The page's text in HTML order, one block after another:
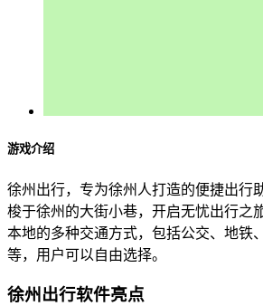
游戏介绍
徐州出行，专为徐州人打造的便捷出行
梭于徐州的大街小巷，开启无忧出行之
本地的多种交通方式，包括公交、地铁
等，用户可以自由选择。
徐州出行软件亮点